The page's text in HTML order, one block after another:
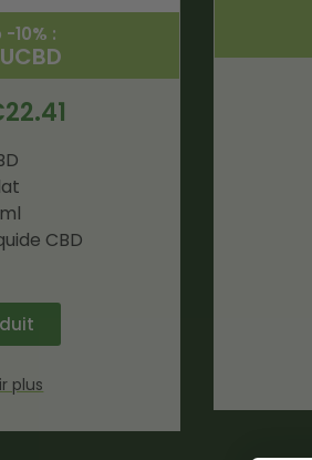
10% :
22.41
CBD
plus